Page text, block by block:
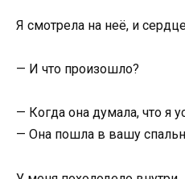
Я смотрела на неё, и
— И что произошло?
— Когда она думала, что я
— Она пошла в вашу